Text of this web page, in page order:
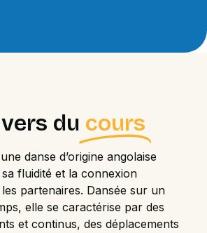
du cours
danse d’origine angolaise
fluidité et la connexion
partenaires. Dansée sur un
elle se caractérise par des
et continus, des déplacements